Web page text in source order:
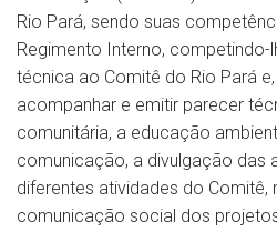
Rio Pará, sendo suas
Regimento Interno,
técnica ao Comitê do Rio Pará
acompanhar e emitir parecer
comunitária, a educação
comunicação, a divulgação das
diferentes atividades do Comitê,
comunicação social dos